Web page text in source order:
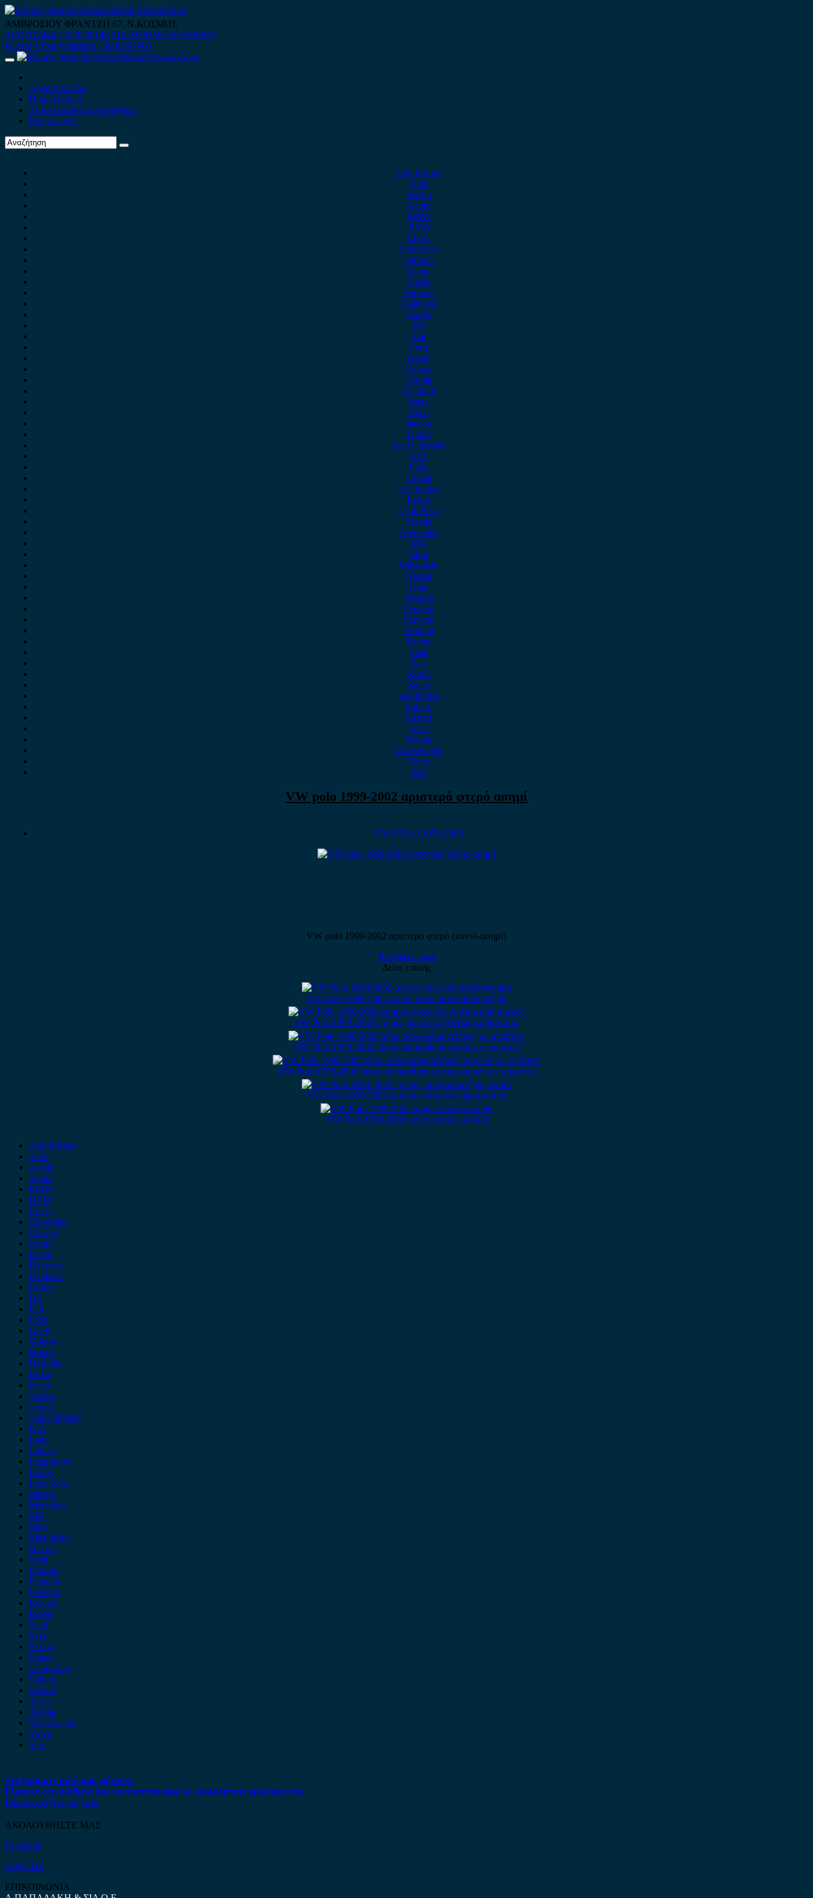
Skip
to
content
ΑΜΒΡΟΣΙΟΥ ΦΡΑΝΤΖΗ 67, Ν.ΚΟΣΜΟΣ
210 9012444 210 9239148 210 9238158 210 9026839
Κινητό-Viber-whatsapp : 6980507900
Primary
Αρχική Σελίδα
Ποιοί είμαστε
Ανταλλακτικά Αυτοκινήτων
Επικοινωνία
Alfa Romeo
Audi
Austin
Acura
BMW
BYD
Chery
Chevrolet
Citroen
Cupra
Dacia
Daewoo
Daihatsu
Dodge
DS
Fiat
Ford
Geely
Gonow
Honda
Hyundai
Isuzu
iveco
Jaecoo
Jaguar
Jeep Chrysler
KIA
Lada
Lancia
Leapmotor
Lexus
Lynk & co
Mazda
Mercedes
MG
Mini
Mitsubishi
Nissan
Opel
Omoda
Peugeot
Porsche
Renault
Rover
Saab
Seat
Skoda
Smart
ssangyong
Subaru
Suzuki
Tesla
Toyota
Volkswagen
Volvo
Xev
VW polo 1999-2002 αριστερό φτερό ασημί
VW POLO 1999-2002
VW polo 1999-2002 αριστερό φτερό (κοντό-ασημί)
Ρωτήστε τιμή
Δείτε επίσης
VW Polo 1999-2002 μοτέρ πίσω υαλοκαθαριστήρα
VW Polo 1999-2002 εμπρός αριστερό AirBag καθίσματος
VW Polo 1999-2002 πίσω υαλοκαθαριστήρας με μπράτσο
VW Polo 1999-2002 πίσω υαλοκαθαριστήρας κομπλέ με μπράτσο
VW Polo 1999-2002 εμπρός προφυλακτήρας ασημί
VW Polo 1999-2002 καπό εμπρός μολυβί
Alfa Romeo
Audi
Austin
Acura
BMW
BYD
Chery
Chevrolet
Citroen
Cupra
Dacia
Daewoo
Daihatsu
Dodge
DS
Fiat
Ford
Geely
Gonow
Honda
Hyundai
Isuzu
iveco
Jaecoo
Jaguar
Jeep Chrysler
KIA
Lada
Lancia
Leapmotor
Lexus
Lynk & co
Mazda
Mercedes
MG
Mini
Mitsubishi
Nissan
Opel
Omoda
Peugeot
Porsche
Renault
Rover
Saab
Seat
Skoda
Smart
ssangyong
Subaru
Suzuki
Tesla
Toyota
Volkswagen
Volvo
Xev
Δεν βρήκατε αυτό που ψάχνετε;
Είμαστε στη διάθεση σας να απαντήσουμε σε οποιαδήποτε ερώτηση σας.
Επικοινωνήστε μαζί μας
ΑΚΟΛΟΥΘΗΣΤΕ ΜΑΣ
Facebook
ΧΑΡΤΗΣ
ΕΠΙΚΟΙΝΩΝΙΑ